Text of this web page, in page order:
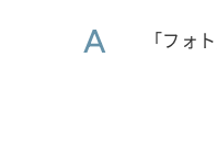
A 「フォ